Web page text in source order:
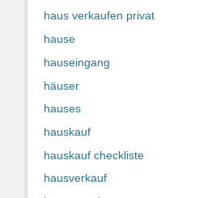
haus verkaufen privat
hause
hauseingang
häuser
hauses
hauskauf
hauskauf checkliste
hausverkauf